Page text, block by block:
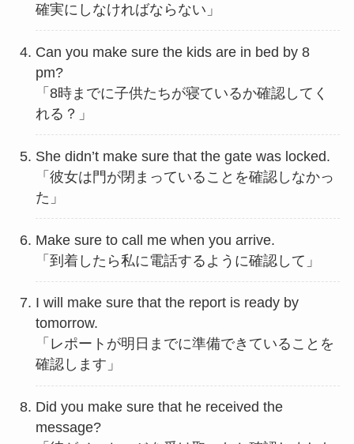
確実にしなければならない」
Can you make sure the kids are in bed by 8
pm?
「8時までに子供たちが寝ているか確認してく
れる？」
She didn’t make sure that the gate was locked.
「彼女は門が閉まっていることを確認しなかっ
た」
Make sure to call me when you arrive.
「到着したら私に電話するように確認して」
I will make sure that the report is ready by
tomorrow.
「レポートが明日までに準備できていることを
確認します」
Did you make sure that he received the
message?